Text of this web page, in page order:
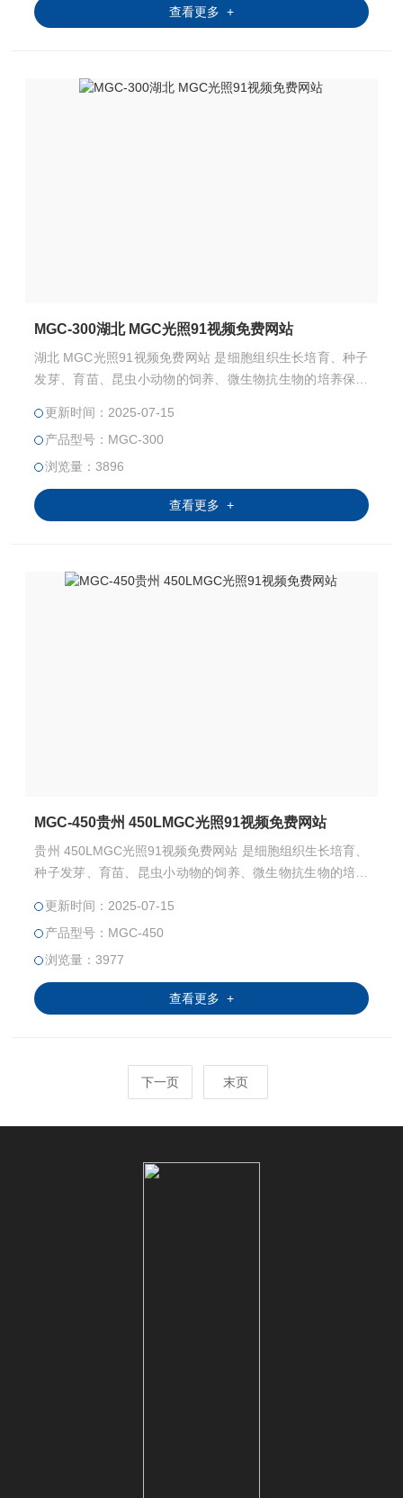
查看更多 +
MGC-300湖北 MGC光照91视频免费网站
湖北 MGC光照91视频免费网站 是细胞组织生长培育、种子
发芽、育苗、昆虫小动物的饲养、微生物抗生物的培养保存
水产、畜牧等领域从事生产和科研作恒温、光照实验培养的
装置
更新时间：2025-07-15
产品型号：MGC-300
浏览量：3896
查看更多 +
MGC-450贵州 450LMGC光照91视频免费网站
贵州 450LMGC光照91视频免费网站 是细胞组织生长培育、
种子发芽、育苗、昆虫小动物的饲养、微生物抗生物的培养
学、水产、畜牧等领域从事生产和科研作恒温、光照实验培
养的装置
更新时间：2025-07-15
产品型号：MGC-450
浏览量：3977
查看更多 +
下一页 末页